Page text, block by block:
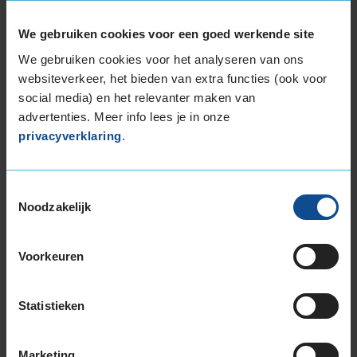
We gebruiken cookies voor een goed werkende site
We gebruiken cookies voor het analyseren van ons
websiteverkeer, het bieden van extra functies (ook voor
social media) en het relevanter maken van
advertenties. Meer info lees je in onze
privacyverklaring.
Noodzakelijk
Voorkeuren
Statistieken
Datum beoordeling1 maart 2025
Type rijder
Normaal
Auto HYUNDAI iX35 2.0 GDi SUV 4-cil. B 166pk
Kilometer per jaar10.000 tot 25.000 km
9,0
Datum beoordeling